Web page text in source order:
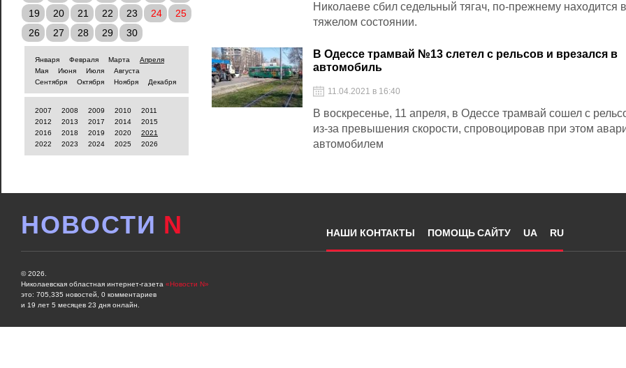
19
20 21 22 23 24
25
26
27 28 29 30
Января Февраля Марта
Апреля
Мая
Июня Июля
Августа
Сентября
Октября Ноября Декабря
2007 2008 2009 2010
2011
2012
2013 2017 2014
2015
2016
2018 2019 2020
2021
2022
2023 2024 2025 2026
Николаеве сбил седельный тягач, по-прежнему находится в
тяжелом состоянии.
В Одессе трамвай №13 слетел с рельсов и врезался в
автомобиль
11.04.2021 в 16:40
В воскресенье, 11 апреля, в Одессе трамвай сошел с
из-за превышения скорости, спровоцировав при этом
автомобилем
НОВОСТИ N НАШИ КОНТАКТЫ ПОМОЩЬ САЙТУ UA RU
© 2026.
Николаевская областная интернет-газета «Новости N»
это: 705,335 новостей, 0 комментариев
и 19 лет 5 месяцев 23 дня онлайн.